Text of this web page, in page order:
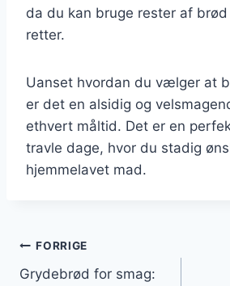
da du kan bruge rester af
retter.
Uanset hvordan du vælger at
er det en alsidig og
ethvert måltid. Det er en
travle dage, hvor du stadig
hjemmelavet mad.
Indlægsnavigation
FORRIGE
Grydebrød for smag: